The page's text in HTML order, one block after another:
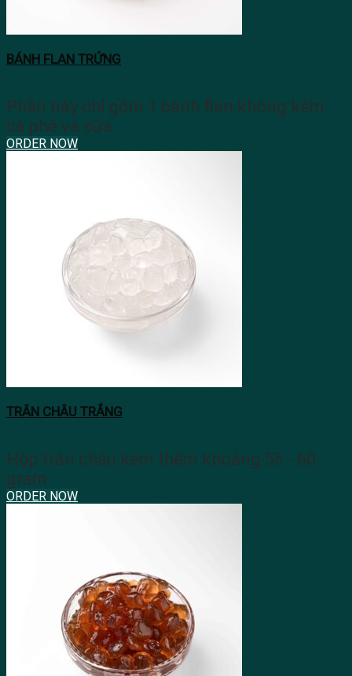
BÁNH FLAN TRỨNG
Phần này chỉ gồm 1 bánh flan không kèm
cà phê và sữa
ORDER NOW
TRÂN CHÂU TRẮNG
Hộp trân châu kèm thêm khoảng 55 - 60
gram
ORDER NOW